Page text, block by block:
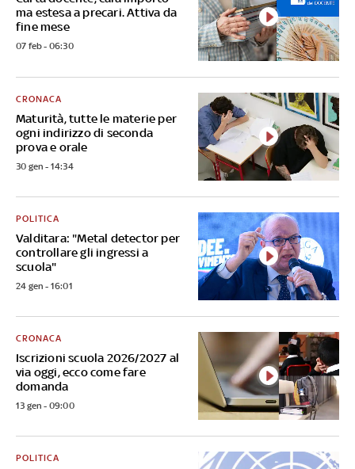
ma estesa a precari. Attiva da
fine mese
07 feb - 06:30
Maturità, tutte le materie per
ogni indirizzo di seconda
prova e orale
CRONACA
30 gen - 14:34
Valditara: "Metal detector per
controllare gli ingressi a
scuola"
POLITICA
24 gen - 16:01
Iscrizioni scuola 2026/2027 al
via oggi, ecco come fare
domanda
CRONACA
13 gen - 09:00
POLITICA